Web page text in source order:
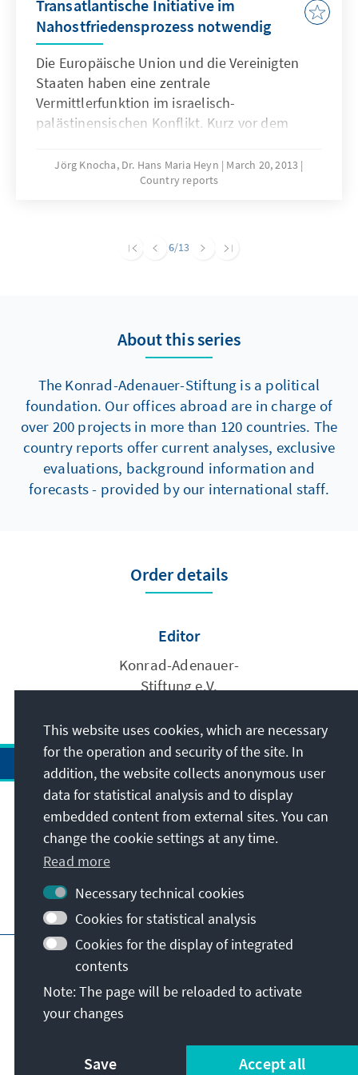
Transatlantische Initiative im
Nahostfriedensprozess notwendig
Die Europäische Union und die Vereinigten
Staaten haben eine zentrale
Vermittlerfunktion im israelisch-
palästinensischen Konflikt. Kurz vor dem
Obama in Israel und den Palästinensischen
Gebieten soll in diesem Länderbericht ein
Administration als auch die
Jörg Knocha, Dr. Hans Maria Heyn
March 20, 2013
Country reports
6/13
About this series
The Konrad-Adenauer-Stiftung is a political
foundation. Our offices abroad are in charge of
over 200 projects in more than 120 countries. The
country reports offer current analyses, exclusive
evaluations, background information and
forecasts - provided by our international staff.
Order details
Editor
Konrad-Adenauer-
Stiftung e.V.
Address
Contact
Visit also
Main page of KAS Imprint
Data protection
Terms of use
Report an accessibility issue
© Konrad-Adenauer-Stiftung e.V. 2026
This website uses cookies, which are necessary
for the operation and security of the site. In
addition, the website collects anonymous user
data for statistical analysis and to display
embedded content from external sites. You can
change the cookie settings at any time.
Read more
Necessary technical cookies
Cookies for statistical analysis
Cookies for the display of integrated
contents
Note: The page will be reloaded to activate
your changes
Save Accept all